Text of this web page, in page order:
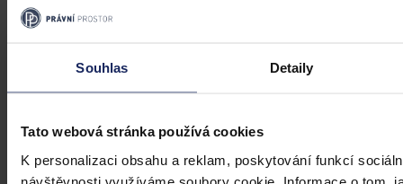
Souhlas Detaily
Tato webová stránka používá cookies
K personalizaci obsahu a reklam, poskytování funkcí
návštěvnosti využíváme soubory cookie. Informace o tom,
Články
Transparentní odměňování v Česku má
zpoždění, firmám bez jasného systému
Česko má podle Eurostatu jeden z nejvyšších rozdílů v odměňování
žen a mužů v EU – gender pay gap dosahuje okolo 18 %. Evropská